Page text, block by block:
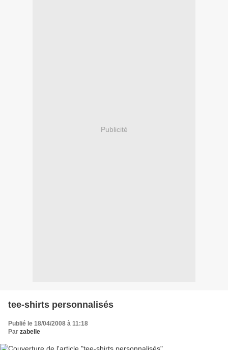
Publicité
tee-shirts personnalisés
Publié le 18/04/2008 à 11:18
Par zabelle